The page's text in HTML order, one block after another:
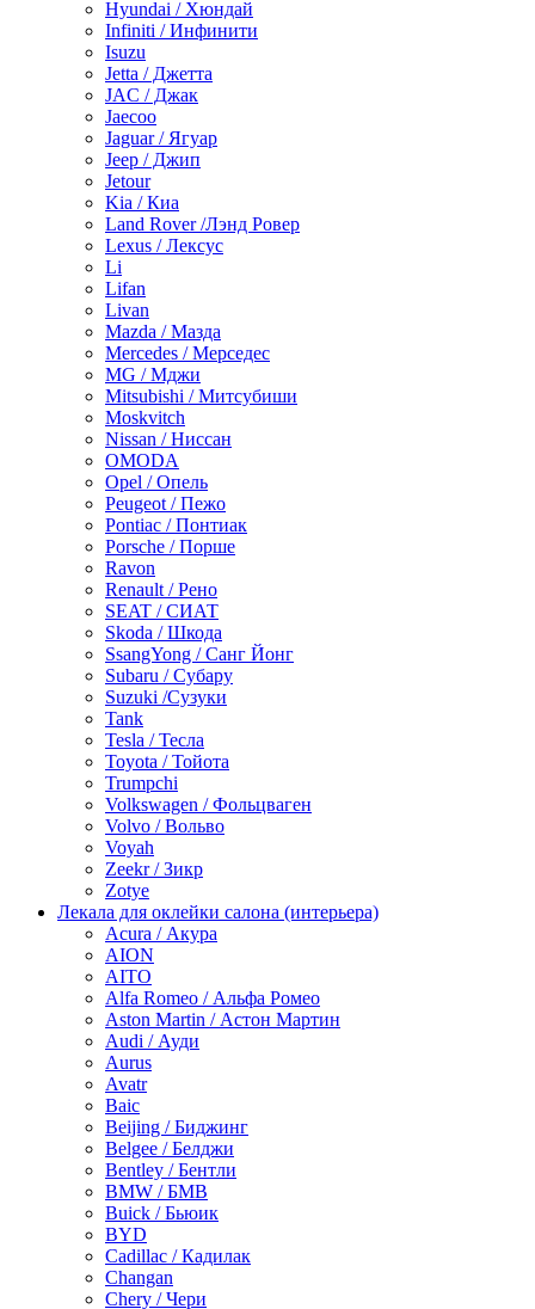
Hyundai / Хюндай
Infiniti / Инфинити
Isuzu
Jetta / Джетта
JAC / Джак
Jaecoo
Jaguar / Ягуар
Jeep / Джип
Jetour
Kia / Киа
Land Rover /Лэнд Ровер
Lexus / Лексус
Li
Lifan
Livan
Mazda / Мазда
Mercedes / Мерседес
MG / Мджи
Mitsubishi / Митсубиши
Moskvitch
Nissan / Ниссан
OMODA
Opel / Опель
Peugeot / Пежо
Pontiac / Понтиак
Porsche / Порше
Ravon
Renault / Рено
SEAT / СИАТ
Skoda / Шкода
SsangYong / Санг Йонг
Subaru / Субару
Suzuki /Сузуки
Tank
Tesla / Тесла
Toyota / Тойота
Trumpchi
Volkswagen / Фольцваген
Volvo / Вольво
Voyah
Zeekr / Зикр
Zotye
Лекала для оклейки салона (интерьера)
Acura / Акура
AION
AITO
Alfa Romeo / Альфа Ромео
Aston Martin / Астон Мартин
Audi / Ауди
Aurus
Avatr
Baic
Beijing / Биджинг
Belgee / Белджи
Bentley / Бентли
BMW / БМВ
Buick / Бьюик
BYD
Cadillac / Кадилак
Changan
Chery / Чери